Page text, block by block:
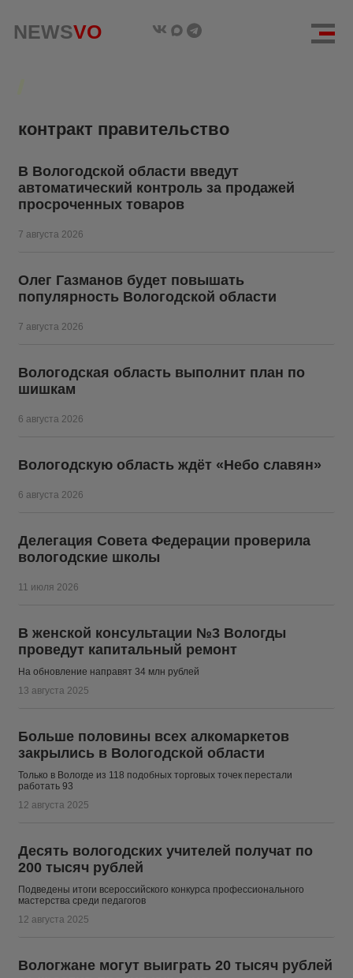
NEWSVO
NEWSVO
контракт правительство
В Вологодской области введут
автоматический контроль за продажей
просроченных товаров
7 августа 2026
Олег Газманов будет повышать
популярность Вологодской области
7 августа 2026
Вологодская область выполнит план по
шишкам
6 августа 2026
Вологодскую область ждёт «Небо славян»
6 августа 2026
Делегация Совета Федерации проверила
вологодские школы
11 июля 2026
В женской консультации №3 Вологды
проведут капитальный ремонт
На обновление направят 34 млн рублей
13 августа 2025
Больше половины всех алкомаркетов
закрылись в Вологодской области
Только в Вологде из 118 подобных торговых точек перестали
работать 93
12 августа 2025
Десять вологодских учителей получат по
200 тысяч рублей
Подведены итоги всероссийского конкурса профессионального
мастерства среди педагогов
12 августа 2025
​Вологжане могут выиграть 20 тысяч рублей